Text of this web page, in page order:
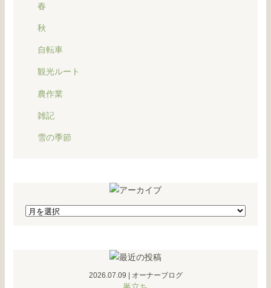
春
秋
自転車
観光ルート
農作業
雑記
雪の季節
2026.07.09 オーナーブログ